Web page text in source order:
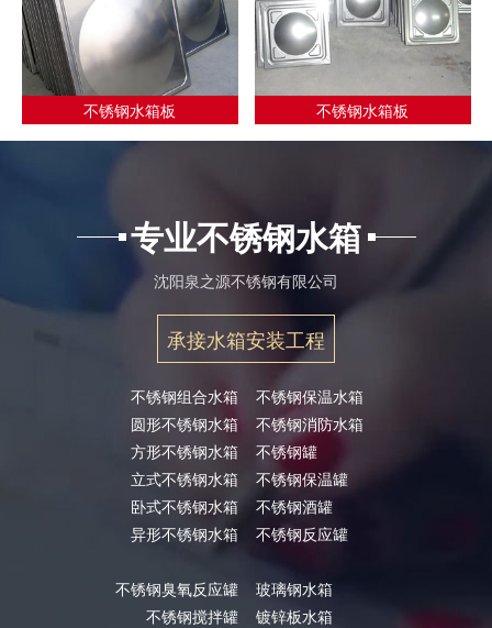
不锈钢水箱板 不锈钢水箱板
专业不锈钢水箱
沈阳泉之源不锈钢有限公司
承接水箱安装工程
不锈钢组合水箱
圆形不锈钢水箱
方形不锈钢水箱
立式不锈钢水箱
卧式不锈钢水箱
异形不锈钢水箱
不锈钢臭氧反应罐
不锈钢搅拌罐
不锈钢保温水箱
不锈钢消防水箱
不锈钢罐
不锈钢保温罐
不锈钢酒罐
不锈钢反应罐
玻璃钢水箱
镀锌板水箱